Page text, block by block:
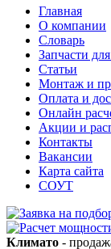
Главная
О компании
Словарь
Запчасти
Статьи
Монтаж и
Оплата и
Онлайн
Акции и
Контакты
Вакансии
Карта сайта
СОУТ
Климато -